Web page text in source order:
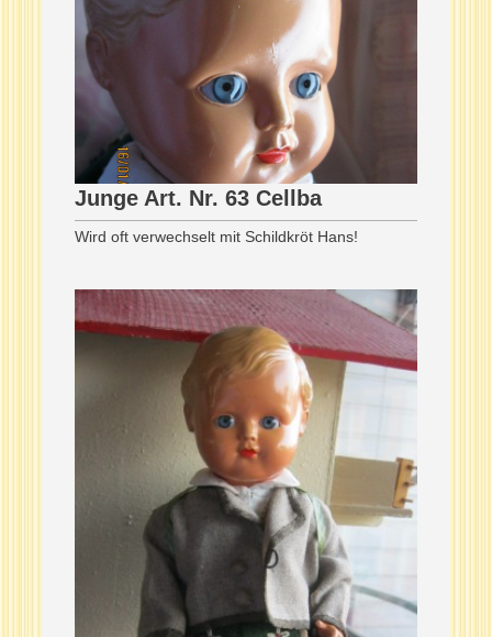
Junge Art. Nr. 63 Cellba
Wird oft verwechselt mit Schildkröt Hans!